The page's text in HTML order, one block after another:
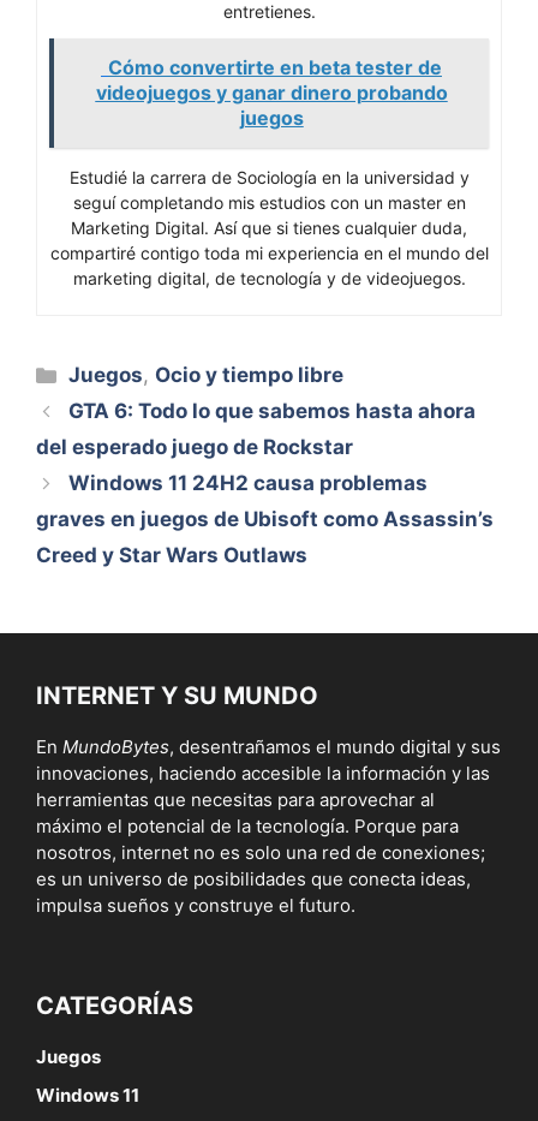
entretienes.
Cómo convertirte en beta tester de
videojuegos y ganar dinero probando
juegos
Estudié la carrera de Sociología en la universidad y
seguí completando mis estudios con un master en
Marketing Digital. Así que si tienes cualquier duda,
compartiré contigo toda mi experiencia en el mundo del
marketing digital, de tecnología y de videojuegos.
Categorías
Juegos, Ocio y tiempo libre
GTA 6: Todo lo que sabemos hasta ahora
del esperado juego de Rockstar
Windows 11 24H2 causa problemas
graves en juegos de Ubisoft como Assassin’s
Creed y Star Wars Outlaws
INTERNET Y SU MUNDO
En MundoBytes, desentrañamos el mundo digital y sus
innovaciones, haciendo accesible la información y las
herramientas que necesitas para aprovechar al
máximo el potencial de la tecnología. Porque para
nosotros, internet no es solo una red de conexiones;
es un universo de posibilidades que conecta ideas,
impulsa sueños y construye el futuro.
CATEGORÍAS
Juegos
Windows 11